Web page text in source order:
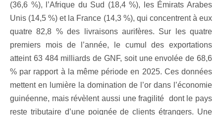
(36,6 %), l’Afrique du Sud (18,4 %), les Émirats Arabes
Unis (14,5 %) et la France (14,3 %), qui concentrent à eux
quatre 82,8 % des livraisons aurifères. Sur les quatre
premiers mois de l’année, le cumul des exportations
atteint 63 484 milliards de GNF, soit une envolée de 68,6
% par rapport à la même période en 2025. Ces données
mettent en lumière la domination de l’or dans l’économie
guinéenne, mais révèlent aussi une fragilité dont le pays
reste tributaire d’une poignée de clients étrangers. Une